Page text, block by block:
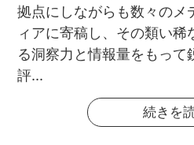
拠点にしながらも数々のメ
ィアに寄稿し、その類い稀
る洞察力と情報量をもって
評...
続きを